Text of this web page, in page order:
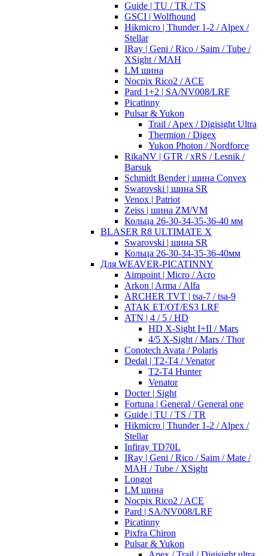
Guide | TU / TR / TS
GSCI | Wolfhound
Hikmicro | Thunder 1-2 / Alpex /
Stellar
IRay | Geni / Rico / Saim / Tube /
XSight / MAH
LM шина
Nocpix Rico2 / ACE
Pard 1+2 | SA/NV008/LRF
Picatinny
Pulsar & Yukon
Trail / Apex / Digisight Ultra
Thermion / Digex
Yukon Photon / Nordforce
RikaNV | GTR / xRS / Lesnik /
Barsuk
Schmidt Bender | шина Convex
Swarovski | шина SR
Venox | Patriot
Zeiss | шина ZM/VM
Кольца 26-30-34-35-36-40 мм
BLASER R8 ULTIMATE X
Swarovski | шина SR
Кольца 26-30-34-35-36-40мм
Для WEAVER-PICATINNY
Aimpoint | Micro / Acro
Arkon | Arma / Alfa
ARCHER TVT | tsa-7 / tsa-9
ATAK ET/OT/ES3 LRF
ATN | 4 / 5 / HD
HD X-Sight I+II / Mars
4/5 X-Sight / Mars / Thor
Conotech Avata / Polaris
Dedal | T2-T4 / Venator
T2-T4 Hunter
Venator
Docter | Sight
Fortuna | General / General one
Guide | TU / TS / TR
Hikmicro | Thunder 1-2 / Alpex /
Stellar
Infiray TD70L
IRay | Geni / Rico / Saim / Mate /
MAH / Tube / XSight
Longot
LM шина
Nocpix Rico2 / ACE
Pard | SA/NV008/LRF
Picatinny
Pixfra Chiron
Pulsar & Yukon